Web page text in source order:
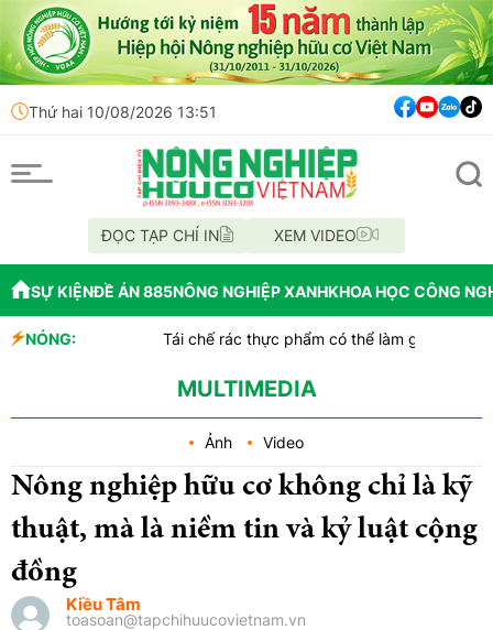
Thứ hai 10/08/2026 13:51
ĐỌC TẠP CHÍ IN XEM VIDEO
SỰ KIỆNĐỀ ÁN 885NÔNG NGHIỆP XANHKHOA HỌC CÔNG
NÓNG:
Tái chế rác thực phẩm có thể làm gia tăng ô nhiễm vi nhựa
Sức sống kỳ diệu của thực vật giữa băng giá vùng cực
MULTIMEDIA
Ảnh Video
Nông nghiệp hữu cơ không chỉ là kỹ
thuật, mà là niềm tin và kỷ luật cộng
đồng
Kiều Tâm
toasoan@tapchihuucovietnam.vn